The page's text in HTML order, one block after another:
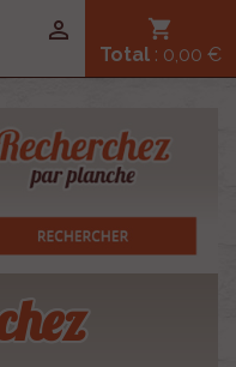
shopping_cart
Total : 0,00 €
